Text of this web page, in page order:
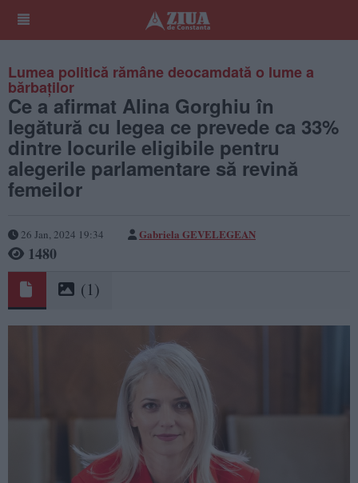
Lumea politică rămâne deocamdată o lume a
bărbaților
Ce a afirmat Alina Gorghiu în
legătură cu legea ce prevede ca 33%
dintre locurile eligibile pentru
alegerile parlamentare să revină
femeilor
26 Jan, 2024 19:34 Gabriela GEVELEGEAN
1480
(1)